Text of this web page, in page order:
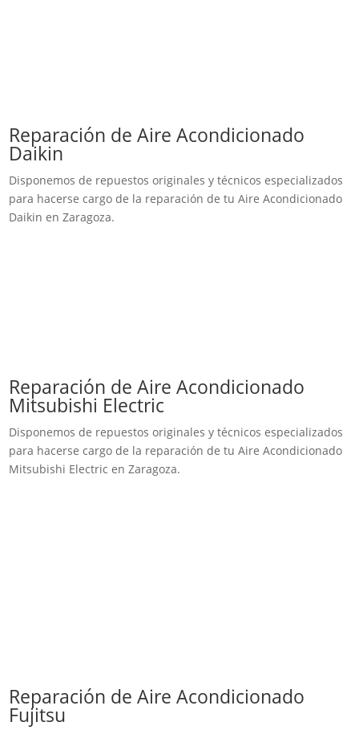
Reparación de Aire Acondicionado
Daikin
Disponemos de repuestos originales y técnicos especializados
para hacerse cargo de la reparación de tu Aire Acondicionado
Daikin en Zaragoza.
Reparación de Aire Acondicionado
Mitsubishi Electric
Disponemos de repuestos originales y técnicos especializados
para hacerse cargo de la reparación de tu Aire Acondicionado
Mitsubishi Electric en Zaragoza.
Reparación de Aire Acondicionado
Fujitsu